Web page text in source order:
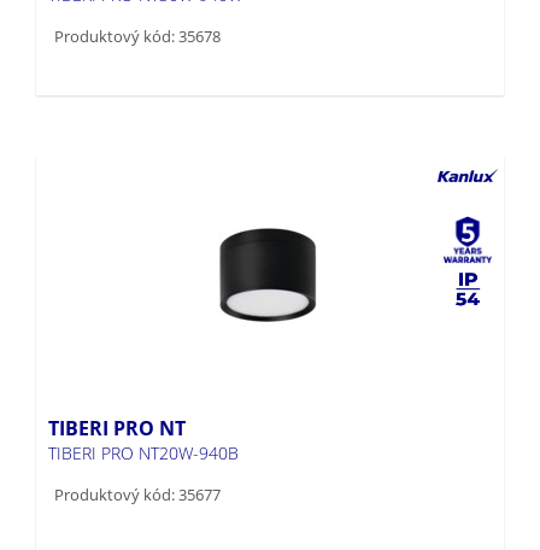
Produktový kód: 35678
TIBERI PRO NT
TIBERI PRO NT20W-940B
Produktový kód: 35677